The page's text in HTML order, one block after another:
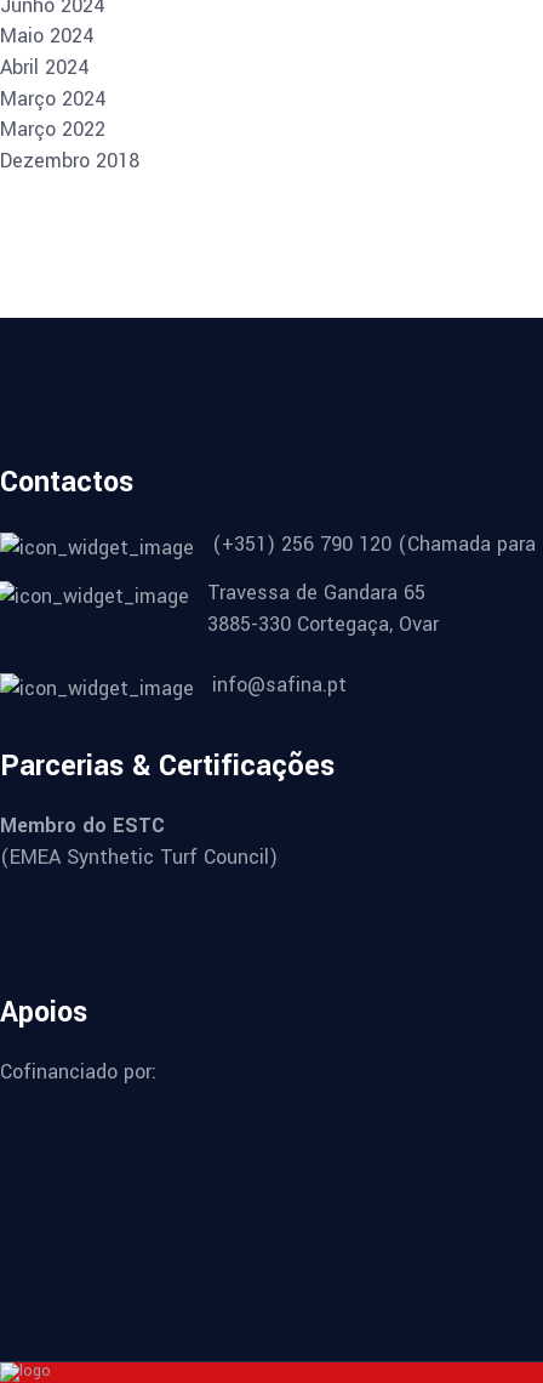
Maio 2024
Abril 2024
Março 2024
Março 2022
Dezembro 2018
Contactos
(+351) 256 790 120 (Chamada
Travessa de Gandara 65
3885-330 Cortegaça, Ovar
info@safina.pt
Parcerias & Certificações
Membro do ESTC
(EMEA Synthetic Turf Council)
Apoios
Cofinanciado por: